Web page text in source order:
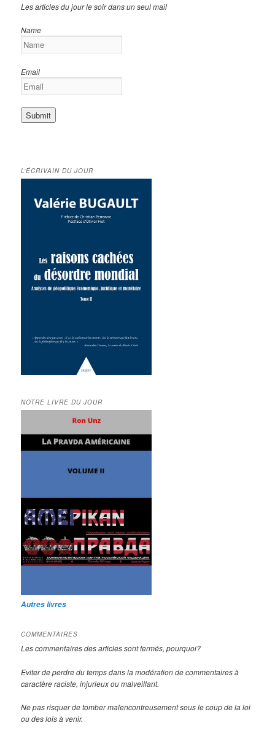
Les articles du jour le soir dans un seul mail
Name
Email
L’ÉCRIVAIN DU JOUR
NOTRE LIVRE DU JOUR
Autres livres
COMMENTAIRES
Les commentaires des articles sont fermés, pourquoi?
Eviter de perdre du temps dans la modération de commentaires à
caractère raciste, injurieux ou malveillant.
Ne pas risquer de tomber malencontreusement sous le coup de la loi
ou des lois à venir.